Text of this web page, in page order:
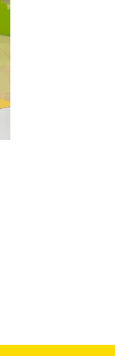
მასალა: ტყავი